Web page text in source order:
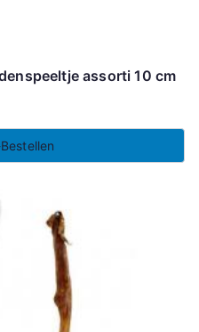
assorti 10 cm